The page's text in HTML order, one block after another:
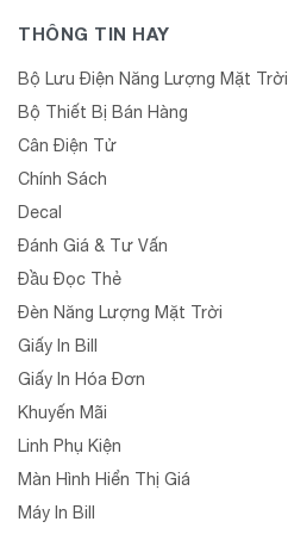
THÔNG TIN HAY
Bộ Lưu Điện Năng Lượng Mặt Trời
Bộ Thiết Bị Bán Hàng
Cân Điện Tử
Chính Sách
Decal
Đánh Giá & Tư Vấn
Đầu Đọc Thẻ
Đèn Năng Lượng Mặt Trời
Giấy In Bill
Giấy In Hóa Đơn
Khuyến Mãi
Linh Phụ Kiện
Màn Hình Hiển Thị Giá
Máy In Bill